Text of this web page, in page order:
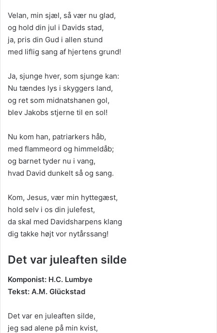
Velan, min sjæl, så vær nu glad,
og hold din jul i Davids stad,
ja, pris din Gud i allen stund
med liflig sang af hjertens grund!
Ja, sjunge hver, som sjunge kan:
Nu tændes lys i skyggers land,
og ret som midnatshanen gol,
blev Jakobs stjerne til en sol!
Nu kom han, patriarkers håb,
med flammeord og himmeldåb;
og barnet tyder nu i vang,
hvad David dunkelt så og sang.
Kom, Jesus, vær min hyttegæst,
hold selv i os din julefest,
da skal med Davidsharpens klang
dig takke højt vor nytårssang!
Det var juleaften silde
Komponist: H.C. Lumbye
Tekst: A.M. Glückstad
Det var en juleaften silde,
jeg sad alene på min kvist,